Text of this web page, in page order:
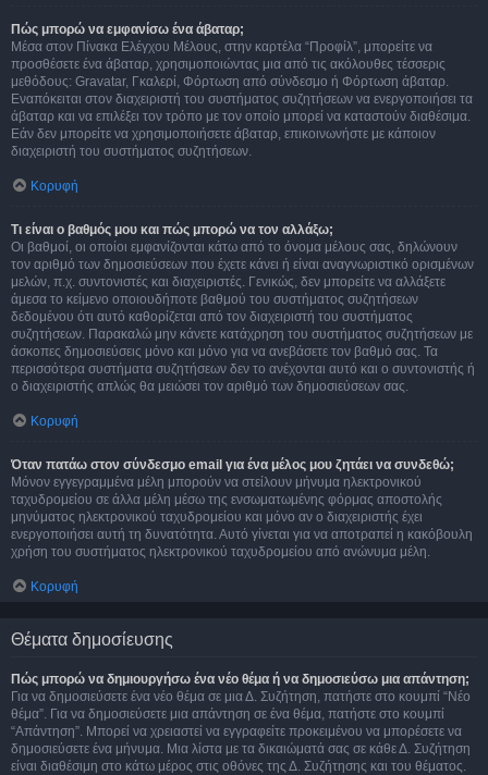
Πώς μπορώ να εμφανίσω ένα άβαταρ;
Μέσα στον Πίνακα Ελέγχου Μέλους, στην καρτέλα “Προφίλ”, μπορείτε να
προσθέσετε ένα άβαταρ, χρησιμοποιώντας μια από τις ακόλουθες τέσσερις
μεθόδους: Gravatar, Γκαλερί, Φόρτωση από σύνδεσμο ή Φόρτωση άβαταρ.
Εναπόκειται στον διαχειριστή του συστήματος συζητήσεων να ενεργοποιήσει τα
άβαταρ και να επιλέξει τον τρόπο με τον οποίο μπορεί να καταστούν διαθέσιμα.
Εάν δεν μπορείτε να χρησιμοποιήσετε άβαταρ, επικοινωνήστε με κάποιον
διαχειριστή του συστήματος συζητήσεων.
Κορυφή
Τι είναι ο βαθμός μου και πώς μπορώ να τον αλλάξω;
Οι βαθμοί, οι οποίοι εμφανίζονται κάτω από το όνομα μέλους σας, δηλώνουν
τον αριθμό των δημοσιεύσεων που έχετε κάνει ή είναι αναγνωριστικό ορισμένων
μελών, π.χ. συντονιστές και διαχειριστές. Γενικώς, δεν μπορείτε να αλλάξετε
άμεσα το κείμενο οποιουδήποτε βαθμού του συστήματος συζητήσεων
δεδομένου ότι αυτό καθορίζεται από τον διαχειριστή του συστήματος
συζητήσεων. Παρακαλώ μην κάνετε κατάχρηση του συστήματος συζητήσεων με
άσκοπες δημοσιεύσεις μόνο και μόνο για να ανεβάσετε τον βαθμό σας. Τα
περισσότερα συστήματα συζητήσεων δεν το ανέχονται αυτό και ο συντονιστής ή
ο διαχειριστής απλώς θα μειώσει τον αριθμό των δημοσιεύσεων σας.
Κορυφή
Όταν πατάω στον σύνδεσμο email για ένα μέλος μου ζητάει να συνδεθώ;
Μόνον εγγεγραμμένα μέλη μπορούν να στείλουν μήνυμα ηλεκτρονικού
ταχυδρομείου σε άλλα μέλη μέσω της ενσωματωμένης φόρμας αποστολής
μηνύματος ηλεκτρονικού ταχυδρομείου και μόνο αν ο διαχειριστής έχει
ενεργοποιήσει αυτή τη δυνατότητα. Αυτό γίνεται για να αποτραπεί η κακόβουλη
χρήση του συστήματος ηλεκτρονικού ταχυδρομείου από ανώνυμα μέλη.
Κορυφή
Θέματα δημοσίευσης
Πώς μπορώ να δημιουργήσω ένα νέο θέμα ή να δημοσιεύσω μια απάντηση;
Για να δημοσιεύσετε ένα νέο θέμα σε μια Δ. Συζήτηση, πατήστε στο κουμπί “Νέο
θέμα”. Για να δημοσιεύσετε μια απάντηση σε ένα θέμα, πατήστε στο κουμπί
“Απάντηση”. Μπορεί να χρειαστεί να εγγραφείτε προκειμένου να μπορέσετε να
δημοσιεύσετε ένα μήνυμα. Μια λίστα με τα δικαιώματά σας σε κάθε Δ. Συζήτηση
είναι διαθέσιμη στο κάτω μέρος στις οθόνες της Δ. Συζήτησης και του θέματος.